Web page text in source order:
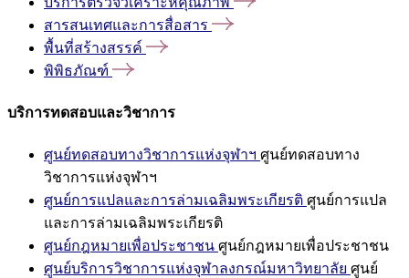
สารสนเทศและการสื่อสาร
พื้นที่สร้างสรรค์
พิพิธภัณฑ์
บริการทดสอบและวิชาการ
ศูนย์ทดสอบทางวิชาการแห่งจุฬาฯ ศูนย์ทดสอบทาง
วิชาการแห่งจุฬาฯ
ศูนย์การแปลและการล่ามเฉลิมพระเกียรติ ศูนย์การแปล
และการล่ามเฉลิมพระเกียรติ
ศูนย์กฎหมายเพื่อประชาชน ศูนย์กฎหมายเพื่อประชาชน
ศูนย์บริการวิชาการแห่งจุฬาลงกรณ์มหาวิทยาลัย ศูนย์